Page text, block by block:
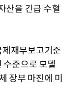
산을 긴급 수혈
재무보고기준
수준으로 모델
장부 마진에 미